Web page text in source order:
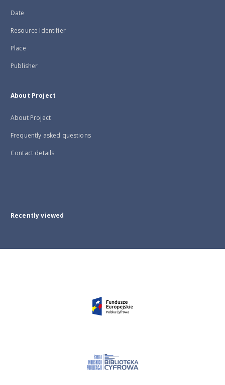
Date
Resource Identifier
Place
Publisher
About Project
About Project
Frequently asked questions
Contact details
Recently viewed